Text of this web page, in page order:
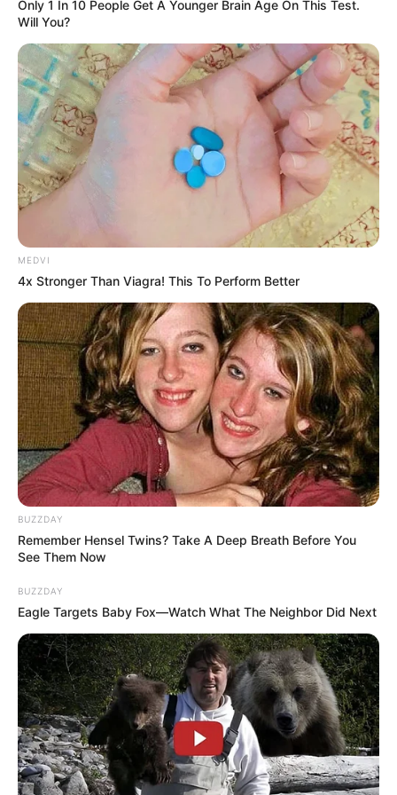
Agar tampil beda dengan kompetitornya di lini self propelled
MLRS, seperti RM70 Grad/Vampire dan Tornado-G yang
dilengkapi 40 tabung peluncur roket 122 mm, maka BM-21UM
Berest tampil dengan 50 tabung peluncur, yang masing-masing
punya panjang 3 meter. Pihak pabrikan menyebut,
peningkatakan kapasitas peluncur ini menjadikan sistem MLRS
ini lebih unggul 25 persen dari aspek kapasitas dengan
kompetitornya.
Only 1 In 10 People Get A Younger Brain Age On This Test.
Will You?
MEDVI
4x Stronger Than Viagra! This To Perform Better
BUZZDAY
Remember Hensel Twins? Take A Deep Breath Before You
See Them Now
BUZZDAY
Eagle Targets Baby Fox—Watch What The Neighbor Did Next